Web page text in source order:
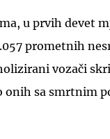
u prvih devet
prometnih
vozači
onih sa smrtnim